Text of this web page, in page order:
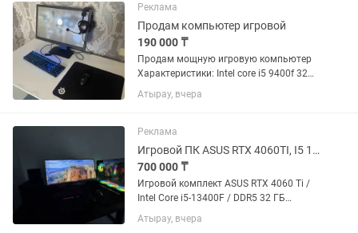
вентилятора) Оперативная память:
Kingston...
Реклама
Продам компьютер игровой
190 000 ₸
Продам мощную игровую компьютер
Характеристики: Intel core i5 9400f 32
gb озу kingston fury есть еще 2
свободных слота Видеокарта nvidia Gtx
питания AeroCool VX...
Атырау, вчера
Реклама
Игровой ПК ASUS RTX 4060TI, I5 13400F, 32gb DDR5
700 000 ₸
Игровой комплект ASUS RTX 4060 Ti /
Intel Core i5-13400F / DDR5 32 ГБ
Продается мощный игровой комплект
в отличном состоянии. Все полностью
Атырау, вчера